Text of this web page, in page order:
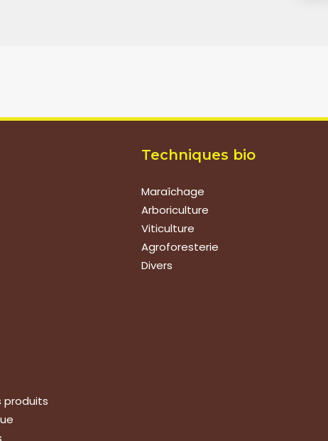
Techniques bio
Maraîchage
Arboriculture
Viticulture
Agroforesterie
Divers
produits